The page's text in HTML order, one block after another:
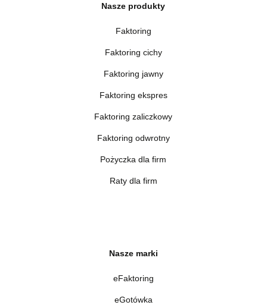
Nasze produkty
Faktoring
Faktoring cichy
Faktoring jawny
Faktoring ekspres
Faktoring zaliczkowy
Faktoring odwrotny
Pożyczka dla firm
Raty dla firm
Nasze marki
eFaktoring
eGotówka